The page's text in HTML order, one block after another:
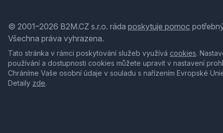
© 2001–2026 B2M.CZ s.r.o. ráda poskytuje pomoc
Všechna práva vyhrazena.
Tato stránka v rámci poskytování služeb využívá cookies.
používání a dostupnosti cookies můžete upravit v nastavení
Chráníme Vaše osobní údaje v souladu s nařízením Evropské
Detaily zde.